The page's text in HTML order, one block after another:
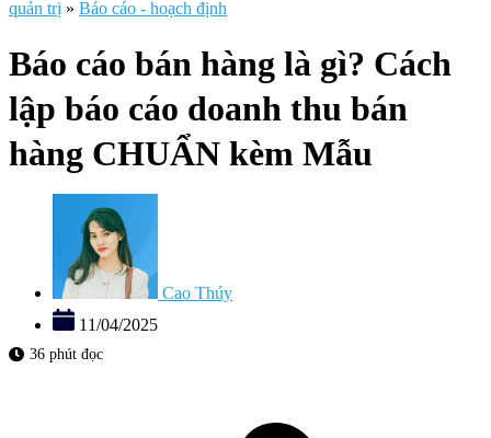
quản trị » Báo cáo - hoạch định
Báo cáo bán hàng là gì? Cách
lập báo cáo doanh thu bán
hàng CHUẨN kèm Mẫu
Cao Thúy
11/04/2025
36 phút đọc